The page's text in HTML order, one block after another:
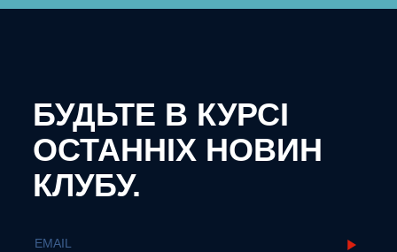
БУДЬТЕ В КУРСІ
ОСТАННІХ НОВИН
КЛУБУ.